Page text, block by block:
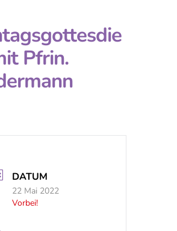
Pfrin.
DATUM
22 Mai 2022
Vorbei!